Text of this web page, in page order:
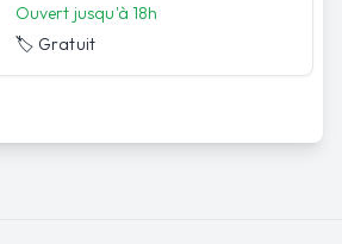
Ouvert jusqu'à 18h
🏷️ Gratuit